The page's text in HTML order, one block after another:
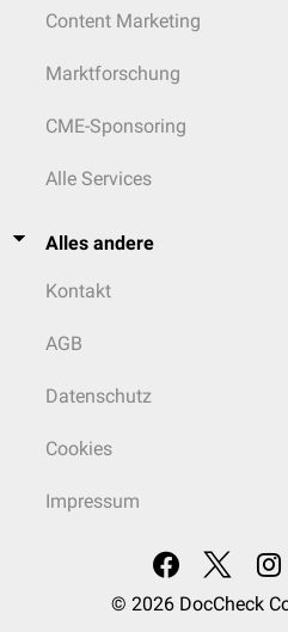
Content Marketing
Marktforschung
CME-Sponsoring
Alle Services
Alles andere
Kontakt
AGB
Datenschutz
Cookies
Impressum
© 2026 DocCheck